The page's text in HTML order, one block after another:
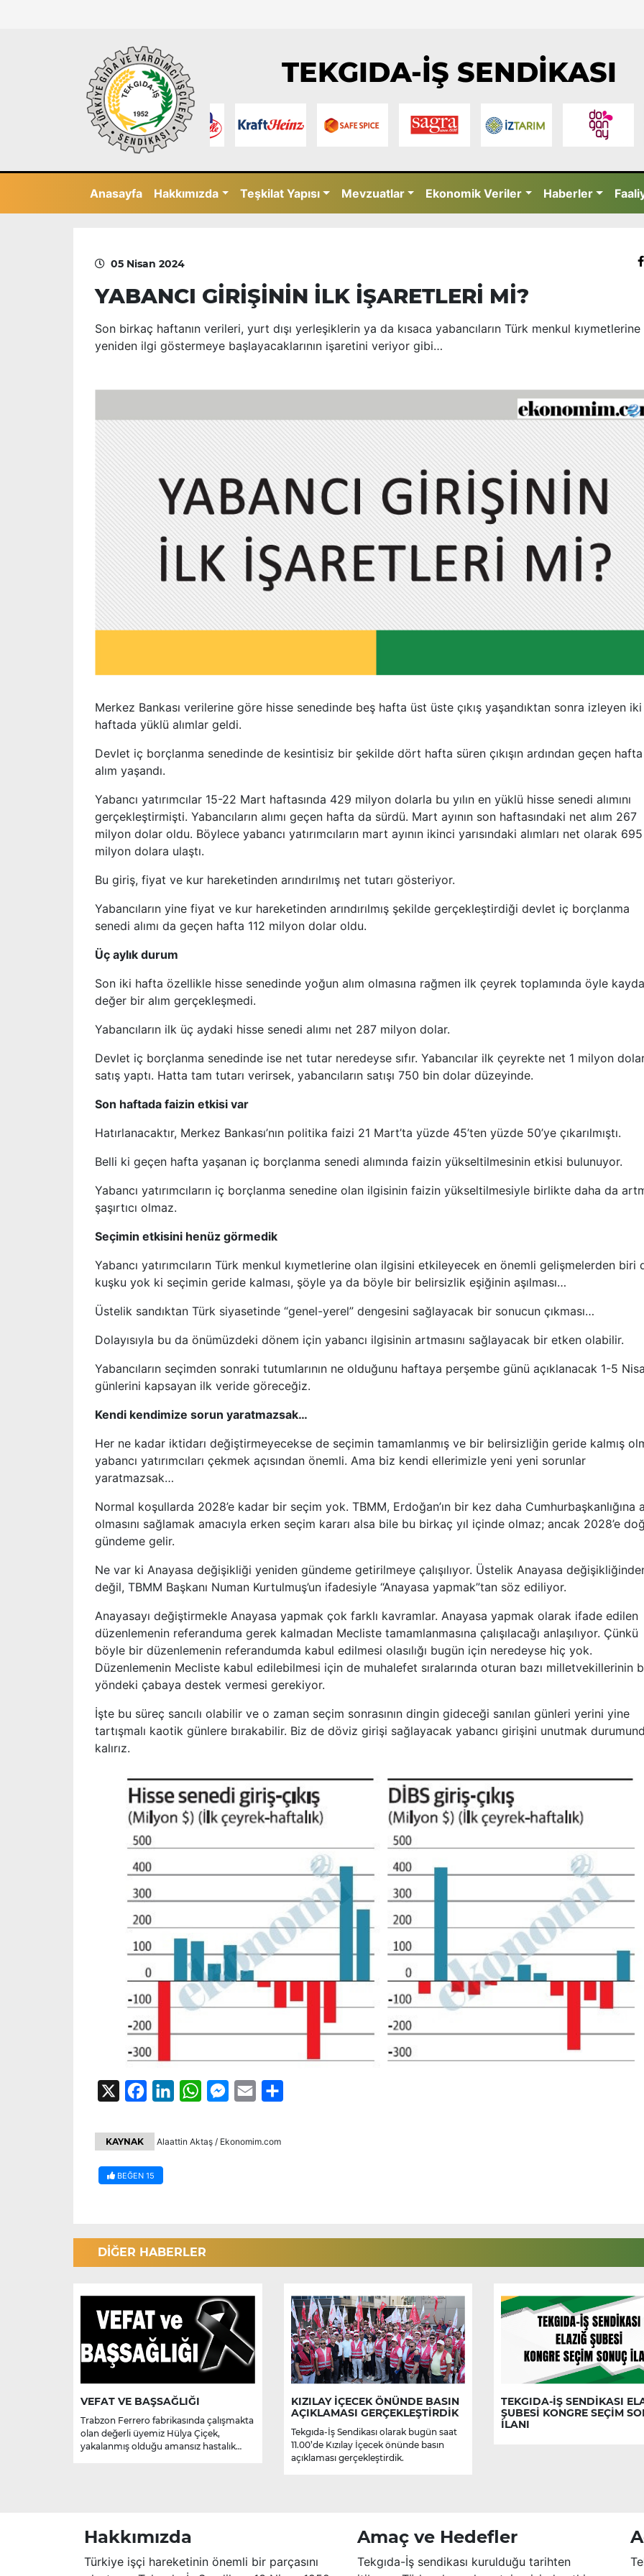
TEKGIDA-İŞ SENDİKASI
Anasayfa Hakkımızda Teşkilat Yapısı Mevzuatlar Ekonomik Veriler Haberler
05 Nisan 2024
YABANCI GİRİŞİNİN İLK İŞARETLERİ Mİ?
Son birkaç haftanın verileri, yurt dışı yerleşiklerin ya da kısaca yabancıların Türk menkul kıymetlerine
yeniden ilgi göstermeye başlayacaklarının işaretini veriyor gibi…
Merkez Bankası verilerine göre hisse senedinde beş hafta üst üste çıkış yaşandıktan sonra izleyen iki
haftada yüklü alımlar geldi.
Devlet iç borçlanma senedinde de kesintisiz bir şekilde dört hafta süren çıkışın ardından geçen hafta
alım yaşandı.
Yabancı yatırımcılar 15-22 Mart haftasında 429 milyon dolarla bu yılın en yüklü hisse senedi alımını
gerçekleştirmişti. Yabancıların alımı geçen hafta da sürdü. Mart ayının son haftasındaki net alım 267
milyon dolar oldu. Böylece yabancı yatırımcıların mart ayının ikinci yarısındaki alımları net olarak 695
milyon dolara ulaştı.
Bu giriş, fiyat ve kur hareketinden arındırılmış net tutarı gösteriyor.
Yabancıların yine fiyat ve kur hareketinden arındırılmış şekilde gerçekleştirdiği devlet iç borçlanma
senedi alımı da geçen hafta 112 milyon dolar oldu.
Üç aylık durum
Son iki hafta özellikle hisse senedinde yoğun alım olmasına rağmen ilk çeyrek toplamında öyle kayda
değer bir alım gerçekleşmedi.
Yabancıların ilk üç aydaki hisse senedi alımı net 287 milyon dolar.
Devlet iç borçlanma senedinde ise net tutar neredeyse sıfır. Yabancılar ilk çeyrekte net 1 milyon
satış yaptı. Hatta tam tutarı verirsek, yabancıların satışı 750 bin dolar düzeyinde.
Son haftada faizin etkisi var
Hatırlanacaktır, Merkez Bankası’nın politika faizi 21 Mart’ta yüzde 45’ten yüzde 50’ye çıkarılmıştı.
Belli ki geçen hafta yaşanan iç borçlanma senedi alımında faizin yükseltilmesinin etkisi bulunuyor.
Yabancı yatırımcıların iç borçlanma senedine olan ilgisinin faizin yükseltilmesiyle birlikte daha da
şaşırtıcı olmaz.
Seçimin etkisini henüz görmedik
Yabancı yatırımcıların Türk menkul kıymetlerine olan ilgisini etkileyecek en önemli gelişmelerden biri
kuşku yok ki seçimin geride kalması, şöyle ya da böyle bir belirsizlik eşiğinin aşılması…
Üstelik sandıktan Türk siyasetinde “genel-yerel” dengesini sağlayacak bir sonucun çıkması…
Dolayısıyla bu da önümüzdeki dönem için yabancı ilgisinin artmasını sağlayacak bir etken olabilir.
Yabancıların seçimden sonraki tutumlarının ne olduğunu haftaya perşembe günü açıklanacak 1-5
günlerini kapsayan ilk veride göreceğiz.
Kendi kendimize sorun yaratmazsak…
Her ne kadar iktidarı değiştirmeyecekse de seçimin tamamlanmış ve bir belirsizliğin geride kalmış
yabancı yatırımcıları çekmek açısından önemli. Ama biz kendi ellerimizle yeni yeni sorunlar
yaratmazsak…
Normal koşullarda 2028’e kadar bir seçim yok. TBMM, Erdoğan’ın bir kez daha Cumhurbaşkanlığına
olmasını sağlamak amacıyla erken seçim kararı alsa bile bu birkaç yıl içinde olmaz; ancak 2028’e
gündeme gelir.
Ne var ki Anayasa değişikliği yeniden gündeme getirilmeye çalışılıyor. Üstelik Anayasa
değil, TBMM Başkanı Numan Kurtulmuş’un ifadesiyle “Anayasa yapmak”tan söz ediliyor.
Anayasayı değiştirmekle Anayasa yapmak çok farklı kavramlar. Anayasa yapmak olarak ifade edilen
düzenlemenin referanduma gerek kalmadan Mecliste tamamlanmasına çalışılacağı anlaşılıyor. Çünkü
böyle bir düzenlemenin referandumda kabul edilmesi olasılığı bugün için neredeyse hiç yok.
Düzenlemenin Mecliste kabul edilebilmesi için de muhalefet sıralarında oturan bazı milletvekillerinin
yöndeki çabaya destek vermesi gerekiyor.
İşte bu süreç sancılı olabilir ve o zaman seçim sonrasının dingin gideceği sanılan günleri yerini yine
tartışmalı kaotik günlere bırakabilir. Biz de döviz girişi sağlayacak yabancı girişini unutmak
kalırız.
FacebookLinkedInWhatsAppMessenger
Email
KAYNAK Alaattin Aktaş / Ekonomim.com
BEĞEN 15
DİĞER HABERLER
VEFAT VE BAŞSAĞLIĞI
Trabzon Ferrero fabrikasında çalışmakta
olan değerli üyemiz Hülya Çiçek,
yakalanmış olduğu amansız hastalık
KIZILAY İÇECEK ÖNÜNDE BASIN
AÇIKLAMASI GERÇEKLEŞTİRDİK
Tekgıda-İş Sendikası olarak bugün saat
11.00’de Kızılay İçecek önünde basın
açıklaması gerçekleştirdik.
TEKGIDA-İŞ SENDİKASI
ŞUBESİ KONGRE SEÇİM
İLANI
Hakkımızda
Türkiye işçi hareketinin önemli bir parçasını
Amaç ve Hedefler
Tekgıda-İş sendikası kurulduğu tarihten